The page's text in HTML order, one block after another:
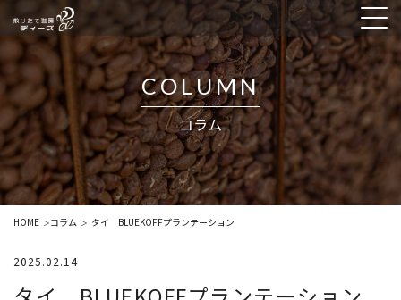
COLUMN
コラム
HOME ＞コラム ＞ タイ BLUEKOFFプランテーション
2025.02.14